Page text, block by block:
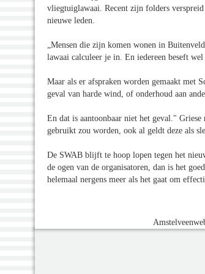
vliegtuiglawaai. Recent zijn folders
nieuwe leden.
„Mensen die zijn komen wonen in
lawaai calculeer je in. En iedereen beseft
Maar als er afspraken worden gemaakt met
geval van harde wind, of onderhoud aan
En dat is aantoonbaar niet het geval."
gebruikt zou worden, ook al geldt deze als
De SWAB blijft te hoop lopen tegen het
de ogen van de organisatoren, dan is het
helemaal nergens meer als het gaat om